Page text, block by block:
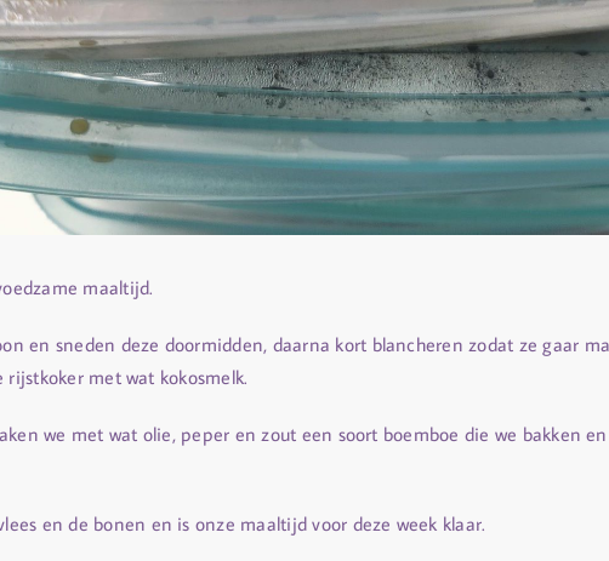
maaltijd.
en sneden deze doormidden, daarna kort blancheren zodat ze gaar
met wat kokosmelk.
we met wat olie, peper en zout een soort boemboe die we bakken
en de bonen en is onze maaltijd voor deze week klaar.